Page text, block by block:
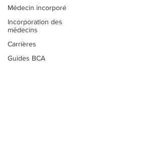
Médecin incorporé
Incorporation des
médecins
Carrières
Guides BCA